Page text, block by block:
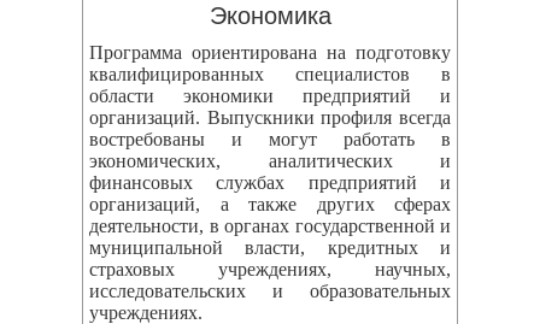
Экономика
Программа ориентирована на подготовку
квалифицированных специалистов в
области экономики предприятий и
организаций. Выпускники профиля всегда
востребованы и могут работать в
экономических, аналитических и
финансовых службах предприятий и
организаций, а также других сферах
деятельности, в органах государственной и
муниципальной власти, кредитных и
страховых учреждениях, научных,
исследовательских и образовательных
учреждениях.